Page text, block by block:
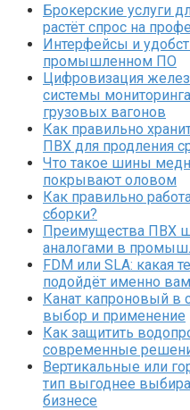
Брокерские услуги
растёт спрос на
Интерфейсы и
промышленном ПО
Цифровизация
системы
грузовых вагонов
Как правильно
ПВХ для продления
Что такое шины
покрывают оловом
Как правильно
сборки?
Преимущества ПВХ
аналогами в
FDM или SLA: какая
подойдёт именно вам
Канат капроновый в
выбор и применение
Как защитить
современные
Вертикальные или
тип выгоднее
бизнесе